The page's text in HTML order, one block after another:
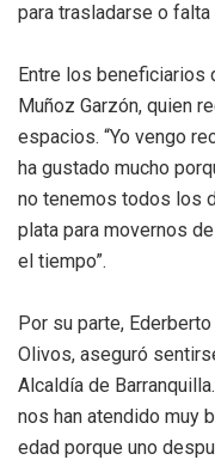
para trasladarse o
Entre los beneficiarios
Muñoz Garzón, quien
espacios. “Yo vengo
ha gustado mucho
no tenemos todos los
plata para movernos
el tiempo”.
Por su parte,
Olivos, aseguró
Alcaldía de
nos han atendido muy
edad porque uno